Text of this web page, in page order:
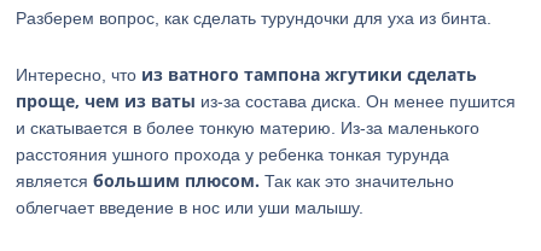
Разберем вопрос, как сделать турундочки для уха из бинта.
Интересно, что из ватного тампона жгутики сделать
проще, чем из ваты из-за состава диска. Он менее пушится
и скатывается в более тонкую материю. Из-за маленького
расстояния ушного прохода у ребенка тонкая турунда
являетсябольшим плюсом. Так как это значительно
облегчает введение в нос или уши малышу.